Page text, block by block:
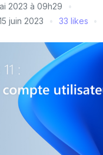
2023 à 09h29
juin 2023 33 likes